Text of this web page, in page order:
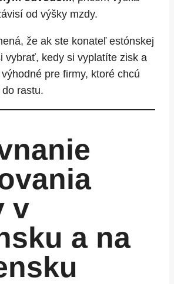
od výšky mzdy.
že ak ste konateľ estónskej
vybrať, kedy si vyplatíte zisk a
pre firmy, ktoré chcú
rastu.
v
a na